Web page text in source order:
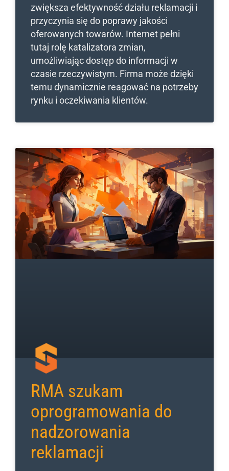
zwiększa efektywność działu reklamacji i
przyczynia się do poprawy jakości
oferowanych towarów. Internet pełni
tutaj rolę katalizatora zmian,
umożliwiając dostęp do informacji w
czasie rzeczywistym. Firma może dzięki
temu dynamicznie reagować na potrzeby
rynku i oczekiwania klientów.
RMA szukam
oprogramowania do
nadzorowania
reklamacji